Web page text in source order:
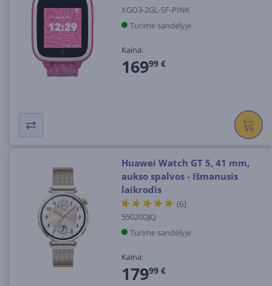
XGO3-2GL-SF-PINK
Turime sandėlyje
Kaina:
16999 €
Huawei Watch GT 5, 41 mm,
aukso spalvos - Išmanusis
laikrodis
(6)
55020DJQ
Turime sandėlyje
Kaina:
17999 €